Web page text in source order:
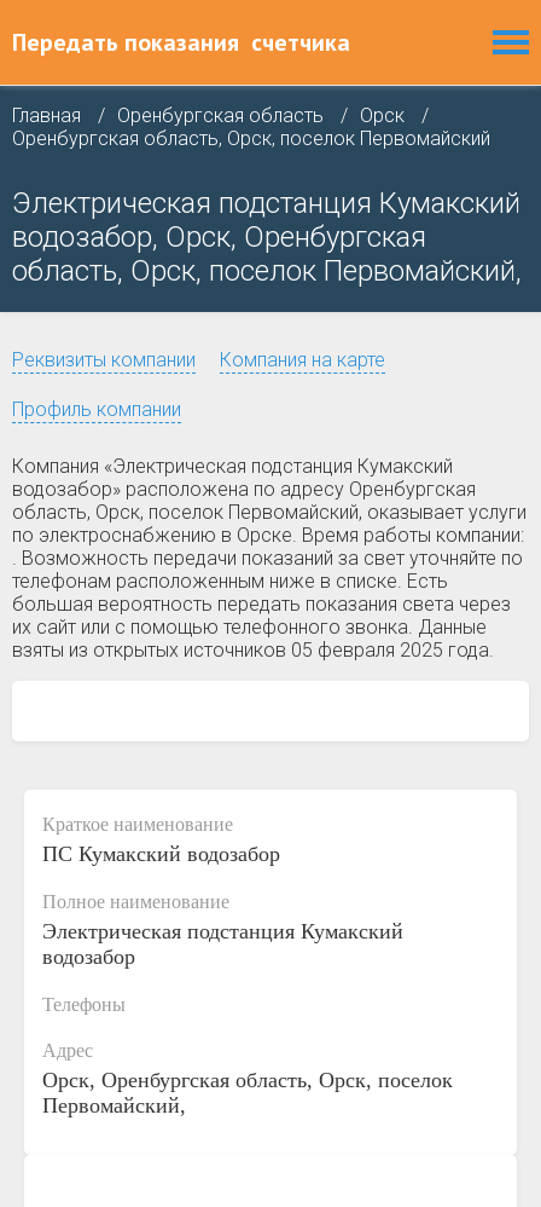
Передать показания счетчика
Главная Оренбургская область
Орск
Оренбургская область, Орск, поселок Первомайский
Электрическая подстанция Кумакский
водозабор, Орск, Оренбургская
область, Орск, поселок Первомайский,
Реквизиты компании Компания на карте
Профиль компании
Компания «Электрическая подстанция Кумакский
водозабор» расположена по адресу Оренбургская
область, Орск, поселок Первомайский, оказывает услуги
по электроснабжению в Орске. Время работы компании:
. Возможность передачи показаний за свет уточняйте по
телефонам расположенным ниже в списке. Есть
большая вероятность передать показания света через
их сайт или с помощью телефонного звонка. Данные
взяты из открытых источников 05 февраля 2025 года.
Краткое наименование
ПС Кумакский водозабор
Полное наименование
Электрическая подстанция Кумакский
водозабор
Телефоны
Адрес
Орск, Оренбургская область, Орск, поселок
Первомайский,